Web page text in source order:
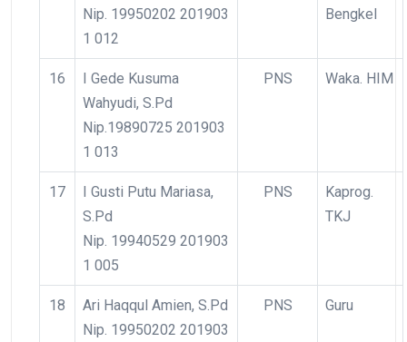
Nip. 19950202 201903
1 012
Bengkel
16
I Gede Kusuma
Wahyudi, S.Pd
Nip.19890725 201903
1 013
PNS Waka. HIM
17
I Gusti Putu Mariasa,
S.Pd
Nip. 19940529 201903
1 005
PNS
Kaprog.
TKJ
18
Ari Haqqul Amien, S.Pd
Nip. 19950202 201903
PNS Guru